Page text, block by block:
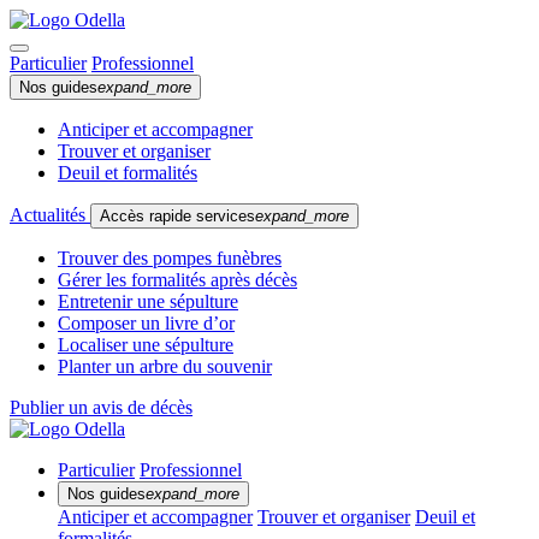
Particulier Professionnel
Nos guidesexpand_more
Anticiper et accompagner
Trouver et organiser
Deuil et formalités
Actualités Accès rapide servicesexpand_more
Trouver des pompes funèbres
Gérer les formalités après décès
Entretenir une sépulture
Composer un livre d’or
Localiser une sépulture
Planter un arbre du souvenir
Publier un avis de décès
Particulier Professionnel
Nos guidesexpand_more
Anticiper et accompagner Trouver et organiser Deuil et